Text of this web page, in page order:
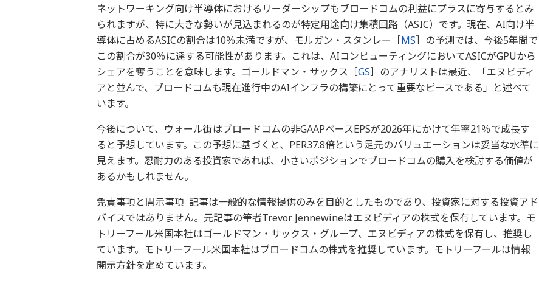
ネットワーキング向け半導体におけるリーダーシップもブロードコムの利益にプラスに寄与するとみ
られますが、特に大きな勢いが見込まれるのが特定用途向け集積回路（ASIC）です。現在、AI向け半
導体に占めるASICの割合は10％未満ですが、モルガン・スタンレー［MS］の予測では、今後5年間で
この割合が30％に達する可能性があります。これは、AIコンピューティングにおいてASICがGPUから
シェアを奪うことを意味します。ゴールドマン・サックス［GS］のアナリストは最近、「エヌビディ
アと並んで、ブロードコムも現在進行中のAIインフラの構築にとって重要なピースである」と述べて
います。
今後について、ウォール街はブロードコムの非GAAPベースEPSが2026年にかけて年率21％で成長す
ると予想しています。この予想に基づくと、PER37.8倍という足元のバリュエーションは妥当な水準に
見えます。忍耐力のある投資家であれば、小さいポジションでブロードコムの購入を検討する価値が
あるかもしれません。
免責事項と開示事項 記事は一般的な情報提供のみを目的としたものであり、投資家に対する投資アド
バイスではありません。元記事の筆者Trevor Jennewineはエヌビディアの株式を保有しています。モ
トリーフール米国本社はゴールドマン・サックス・グループ、エヌビディアの株式を保有し、推奨し
ています。モトリーフール米国本社はブロードコムの株式を推奨しています。モトリーフールは情報
開示方針を定めています。